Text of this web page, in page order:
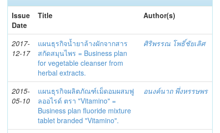
Issue
Date
Title Author(s)
2017-
12-17
แผนธุรกิจน้ำยาล้างผักจากสาร
สกัดสมุนไพร = Business plan
for vegetable cleanser from
herbal extracts.
ศิริพรรณ โพธิ์ชัยเลิศ
2015-
05-10
แผนธุรกิจผลิตภัณฑ์เม็ดอมผสมฟู
ลออไรด์ ตรา "Vitamino" =
Business plan fluoride mixture
tablet branded "Vitamino".
อนงค์นาถ พึ่งหรรษพร